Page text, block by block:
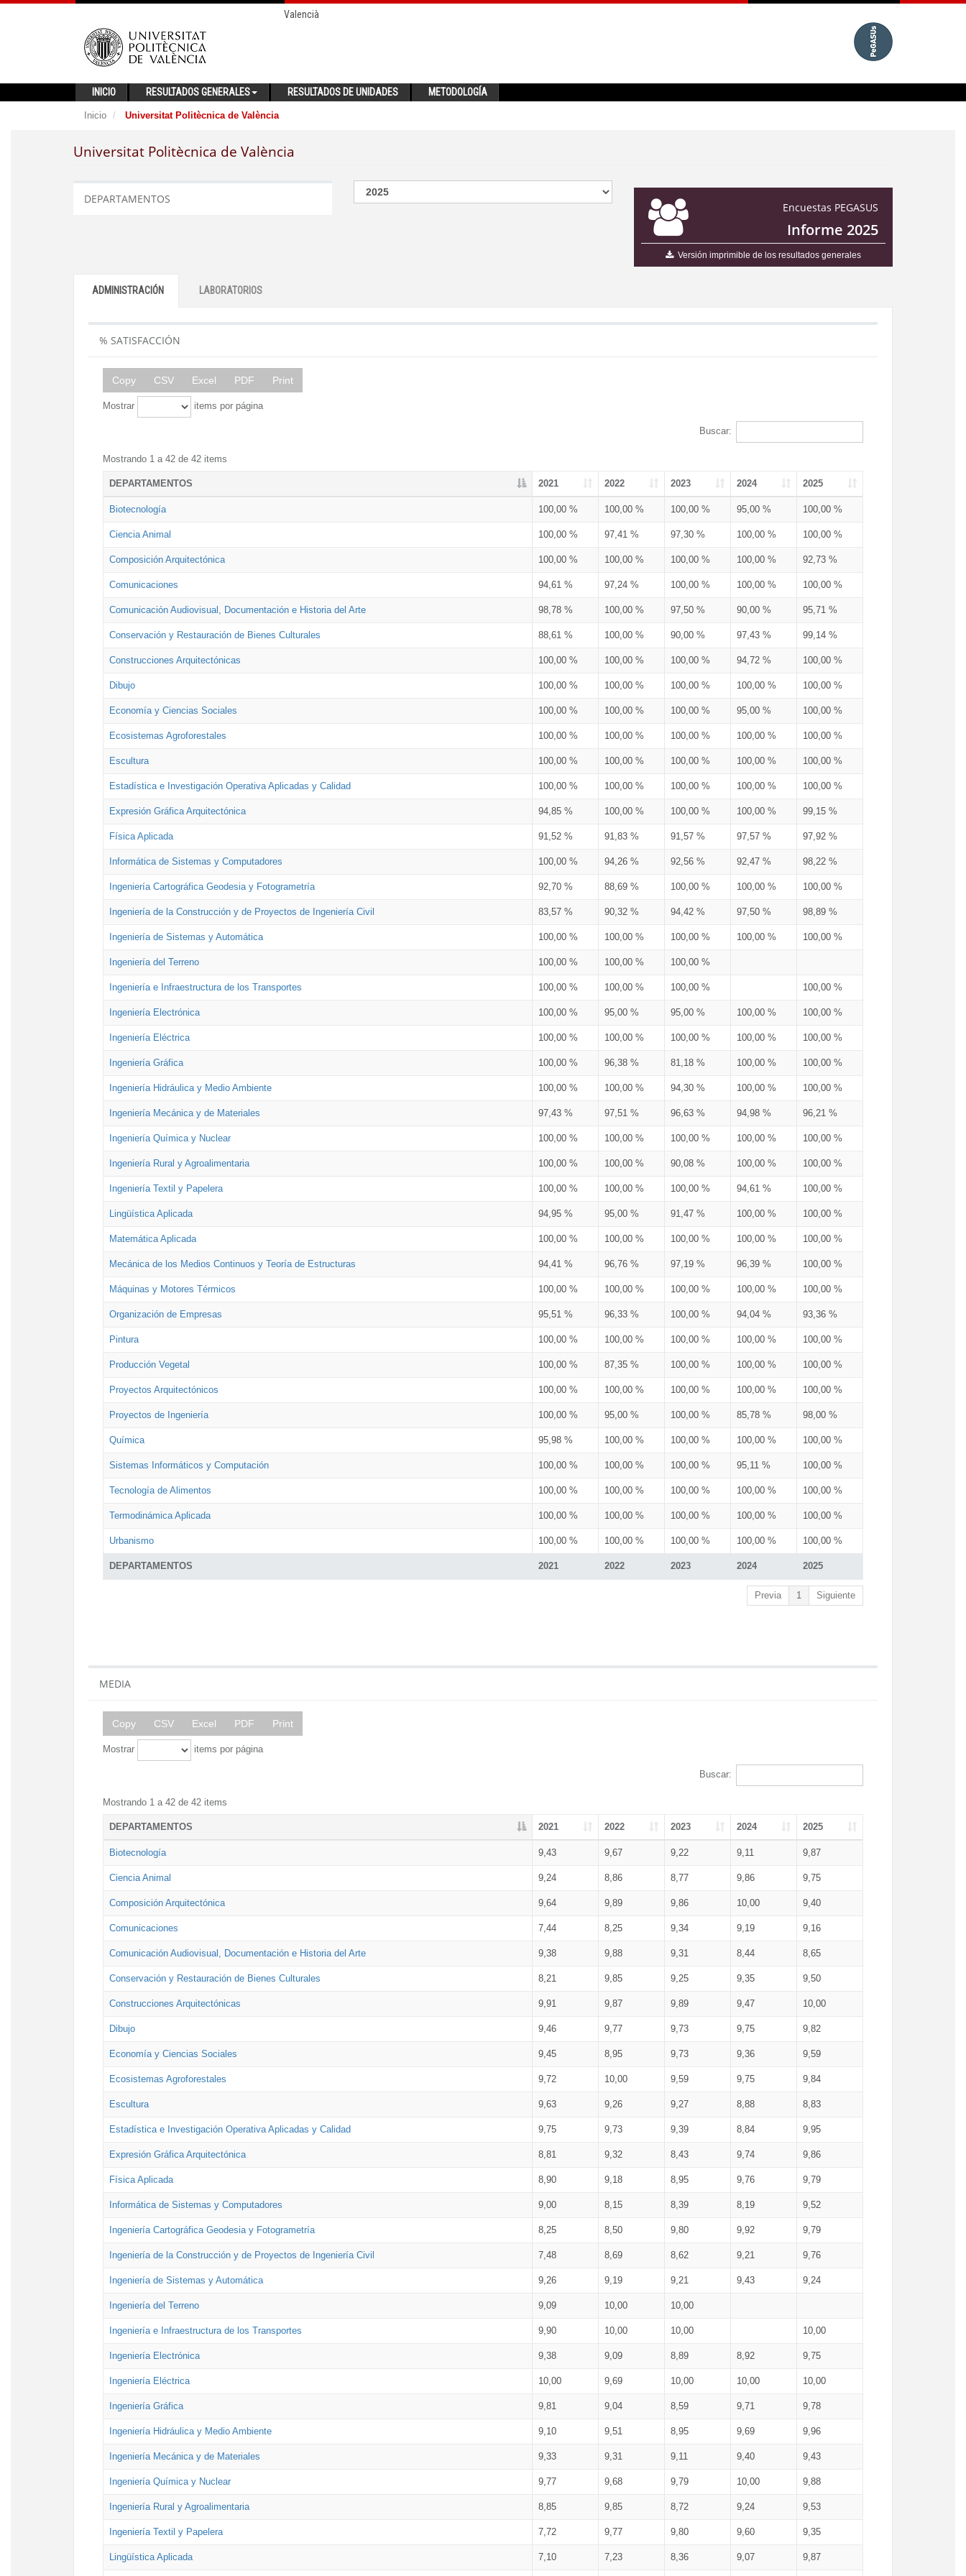
Valencià
INICIO RESULTADOS GENERALES RESULTADOS DE UNIDADES METODOLOGÍA
Inicio Universitat Politècnica de València
Universitat Politècnica de València
Encuestas PEGASUS
Informe 2025
Versión imprimible de los resultados generales
DEPARTAMENTOS
ADMINISTRACIÓN LABORATORIOS
% SATISFACCIÓN
Copy CSV Excel PDF Print
Mostrar items por página
Buscar:
Mostrando 1 a 42 de 42 items
DEPARTAMENTOS 2021 2022 2023 2024 2025
DEPARTAMENTOS 2021 2022 2023 2024 2025
Biotecnología 100,00 % 100,00 % 100,00 % 95,00 % 100,00 %
Ciencia Animal 100,00 % 97,41 % 97,30 % 100,00 % 100,00 %
Composición Arquitectónica 100,00 % 100,00 % 100,00 % 100,00 % 92,73 %
Comunicaciones 94,61 % 97,24 % 100,00 % 100,00 % 100,00 %
Comunicación Audiovisual, Documentación e Historia del Arte 98,78 % 100,00 % 97,50 % 90,00 % 95,71 %
Conservación y Restauración de Bienes Culturales 88,61 % 100,00 % 90,00 % 97,43 % 99,14 %
Construcciones Arquitectónicas 100,00 % 100,00 % 100,00 % 94,72 % 100,00 %
Dibujo 100,00 % 100,00 % 100,00 % 100,00 % 100,00 %
Economía y Ciencias Sociales 100,00 % 100,00 % 100,00 % 95,00 % 100,00 %
Ecosistemas Agroforestales 100,00 % 100,00 % 100,00 % 100,00 % 100,00 %
Escultura 100,00 % 100,00 % 100,00 % 100,00 % 100,00 %
Estadística e Investigación Operativa Aplicadas y Calidad 100,00 % 100,00 % 100,00 % 100,00 % 100,00 %
Expresión Gráfica Arquitectónica 94,85 % 100,00 % 100,00 % 100,00 % 99,15 %
Física Aplicada 91,52 % 91,83 % 91,57 % 97,57 % 97,92 %
Informática de Sistemas y Computadores 100,00 % 94,26 % 92,56 % 92,47 % 98,22 %
Ingeniería Cartográfica Geodesia y Fotogrametría 92,70 % 88,69 % 100,00 % 100,00 % 100,00 %
Ingeniería de la Construcción y de Proyectos de Ingeniería Civil 83,57 % 90,32 % 94,42 % 97,50 % 98,89 %
Ingeniería de Sistemas y Automática 100,00 % 100,00 % 100,00 % 100,00 % 100,00 %
Ingeniería del Terreno 100,00 % 100,00 % 100,00 %
Ingeniería e Infraestructura de los Transportes 100,00 % 100,00 % 100,00 % 100,00 %
Ingeniería Electrónica 100,00 % 95,00 % 95,00 % 100,00 % 100,00 %
Ingeniería Eléctrica 100,00 % 100,00 % 100,00 % 100,00 % 100,00 %
Ingeniería Gráfica 100,00 % 96,38 % 81,18 % 100,00 % 100,00 %
Ingeniería Hidráulica y Medio Ambiente 100,00 % 100,00 % 94,30 % 100,00 % 100,00 %
Ingeniería Mecánica y de Materiales 97,43 % 97,51 % 96,63 % 94,98 % 96,21 %
Ingeniería Química y Nuclear 100,00 % 100,00 % 100,00 % 100,00 % 100,00 %
Ingeniería Rural y Agroalimentaria 100,00 % 100,00 % 90,08 % 100,00 % 100,00 %
Ingeniería Textil y Papelera 100,00 % 100,00 % 100,00 % 94,61 % 100,00 %
Lingüística Aplicada 94,95 % 95,00 % 91,47 % 100,00 % 100,00 %
Matemática Aplicada 100,00 % 100,00 % 100,00 % 100,00 % 100,00 %
Mecánica de los Medios Continuos y Teoría de Estructuras 94,41 % 96,76 % 97,19 % 96,39 % 100,00 %
Máquinas y Motores Térmicos 100,00 % 100,00 % 100,00 % 100,00 % 100,00 %
Organización de Empresas 95,51 % 96,33 % 100,00 % 94,04 % 93,36 %
Pintura 100,00 % 100,00 % 100,00 % 100,00 % 100,00 %
Producción Vegetal 100,00 % 87,35 % 100,00 % 100,00 % 100,00 %
Proyectos Arquitectónicos 100,00 % 100,00 % 100,00 % 100,00 % 100,00 %
Proyectos de Ingeniería 100,00 % 95,00 % 100,00 % 85,78 % 98,00 %
Química 95,98 % 100,00 % 100,00 % 100,00 % 100,00 %
Sistemas Informáticos y Computación 100,00 % 100,00 % 100,00 % 95,11 % 100,00 %
Tecnología de Alimentos 100,00 % 100,00 % 100,00 % 100,00 % 100,00 %
Termodinámica Aplicada 100,00 % 100,00 % 100,00 % 100,00 % 100,00 %
Urbanismo 100,00 % 100,00 % 100,00 % 100,00 % 100,00 %
Previa 1 Siguiente
MEDIA
Copy CSV Excel PDF Print
Mostrar items por página
Buscar:
Mostrando 1 a 42 de 42 items
DEPARTAMENTOS 2021 2022 2023 2024 2025
Biotecnología 9,43 9,67 9,22 9,11 9,87
Ciencia Animal 9,24 8,86 8,77 9,86 9,75
Composición Arquitectónica 9,64 9,89 9,86 10,00 9,40
Comunicaciones 7,44 8,25 9,34 9,19 9,16
Comunicación Audiovisual, Documentación e Historia del Arte 9,38 9,88 9,31 8,44 8,65
Conservación y Restauración de Bienes Culturales 8,21 9,85 9,25 9,35 9,50
Construcciones Arquitectónicas 9,91 9,87 9,89 9,47 10,00
Dibujo 9,46 9,77 9,73 9,75 9,82
Economía y Ciencias Sociales 9,45 8,95 9,73 9,36 9,59
Ecosistemas Agroforestales 9,72 10,00 9,59 9,75 9,84
Escultura 9,63 9,26 9,27 8,88 8,83
Estadística e Investigación Operativa Aplicadas y Calidad 9,75 9,73 9,39 8,84 9,95
Expresión Gráfica Arquitectónica 8,81 9,32 8,43 9,74 9,86
Física Aplicada 8,90 9,18 8,95 9,76 9,79
Informática de Sistemas y Computadores 9,00 8,15 8,39 8,19 9,52
Ingeniería Cartográfica Geodesia y Fotogrametría 8,25 8,50 9,80 9,92 9,79
Ingeniería de la Construcción y de Proyectos de Ingeniería Civil 7,48 8,69 8,62 9,21 9,76
Ingeniería de Sistemas y Automática 9,26 9,19 9,21 9,43 9,24
Ingeniería del Terreno 9,09 10,00 10,00
Ingeniería e Infraestructura de los Transportes 9,90 10,00 10,00 10,00
Ingeniería Electrónica 9,38 9,09 8,89 8,92 9,75
Ingeniería Eléctrica 10,00 9,69 10,00 10,00 10,00
Ingeniería Gráfica 9,81 9,04 8,59 9,71 9,78
Ingeniería Hidráulica y Medio Ambiente 9,10 9,51 8,95 9,69 9,96
Ingeniería Mecánica y de Materiales 9,33 9,31 9,11 9,40 9,43
Ingeniería Química y Nuclear 9,77 9,68 9,79 10,00 9,88
Ingeniería Rural y Agroalimentaria 8,85 9,85 8,72 9,24 9,53
Ingeniería Textil y Papelera 7,72 9,77 9,80 9,60 9,35
Lingüística Aplicada 7,10 7,23 8,36 9,07 9,87